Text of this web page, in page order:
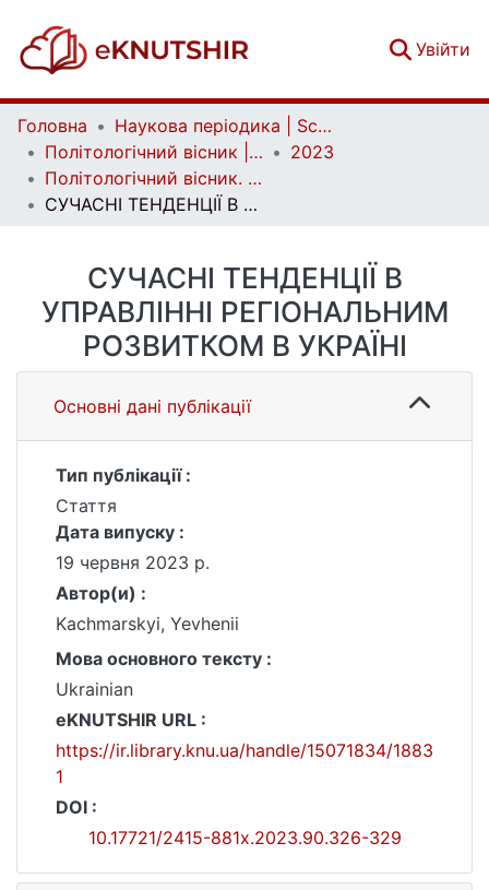
Увійти
Головна
Наукова періодика | Scientific periodicals
Політологічний вісник | Politology bulletin
2023
Політологічний вісник. Випуск 90
СУЧАСНІ ТЕНДЕНЦІЇ В УПРАВЛІННІ РЕГІОНАЛЬНИМ РОЗВИТКОМ В УКРАЇНІ
СУЧАСНІ ТЕНДЕНЦІЇ В
УПРАВЛІННІ РЕГІОНАЛЬНИМ
РОЗВИТКОМ В УКРАЇНІ
Основні дані публікації
Тип публікації :
Стаття
Дата випуску :
19 червня 2023 р.
Автор(и) :
Kachmarskyi, Yevhenii
Мова основного тексту :
Ukrainian
eKNUTSHIR URL :
https://ir.library.knu.ua/handle/15071834/1883
1
DOI :
10.17721/2415-881x.2023.90.326-329